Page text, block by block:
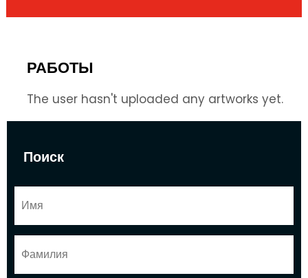
Поиск
РАБОТЫ
The user hasn't uploaded any artworks yet.